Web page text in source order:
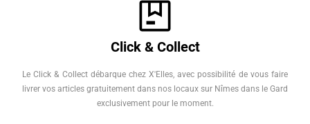
Click & Collect
Le Click & Collect débarque chez X'Elles, avec possibilité de vous faire
livrer vos articles gratuitement dans nos locaux sur Nîmes dans le Gard
exclusivement pour le moment.